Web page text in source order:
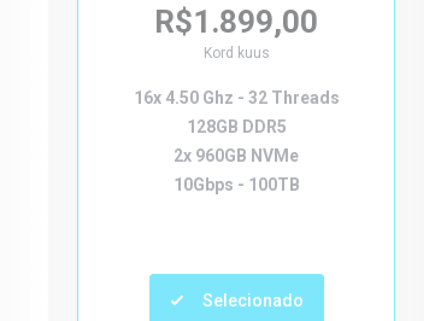
R$1.899,00
Kord kuus
16x 4.50 Ghz - 32 Threads
128GB DDR5
2x 960GB NVMe
10Gbps - 100TB
Selecionado